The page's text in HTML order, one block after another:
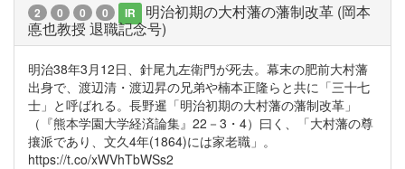
2 0 0 0 IR
明治初期の大村藩の藩制改革 (岡本
悳也教授 退職記念号)
明治38年3月12日、針尾九左衛門が死去。幕末の肥前大村藩
出身で、渡辺清・渡辺昇の兄弟や楠本正隆らと共に「三十七
士」と呼ばれる。長野暹「明治初期の大村藩の藩制改革」
（『熊本学園大学経済論集』22－3・4）曰く、「大村藩の尊
攘派であり、文久4年(1864)には家老職」。
https://t.co/xWVhTbWSs2